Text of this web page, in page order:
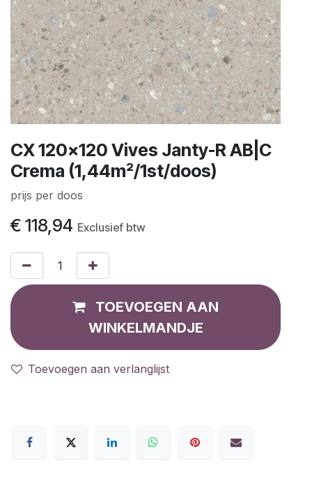
CX 120x120 Vives Janty-R AB|C
Crema (1,44m²/1st/doos)
prijs per doos
€ 118,94 Exclusief btw
TOEVOEGEN AAN
WINKELMANDJE
Toevoegen aan verlanglijst